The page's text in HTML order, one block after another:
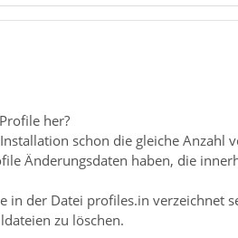
her?
schon die gleiche Anzahl
Änderungsdaten haben, die
in der Datei profiles.in verzeichnet
zu löschen.